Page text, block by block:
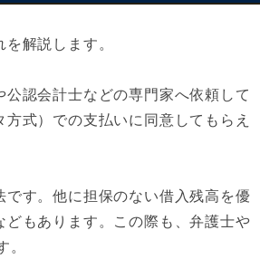
解説します。
認会計士などの専門家へ依頼して
式）での支払いに同意してもらえ
す。他に担保のない借入残高を優
もあります。この際も、弁護士や
。